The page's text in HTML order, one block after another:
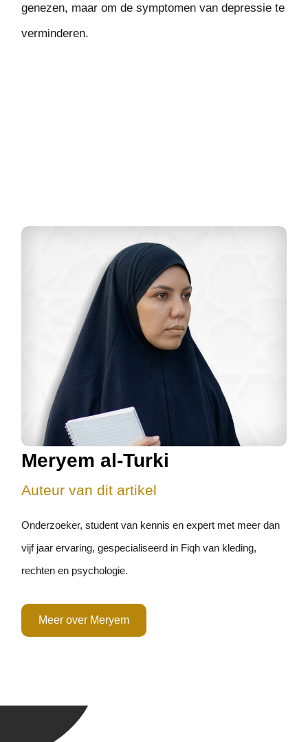
genezen, maar om de symptomen van depressie te
verminderen.
Meryem al-Turki
Auteur van dit artikel
Onderzoeker, student van kennis en expert met meer dan
vijf jaar ervaring, gespecialiseerd in Fiqh van kleding,
rechten en psychologie.
Meer over Meryem